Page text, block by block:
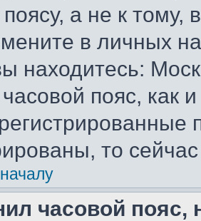
а не к тому,
в личных
находитесь:
пояс, как
то
часовой пояс,